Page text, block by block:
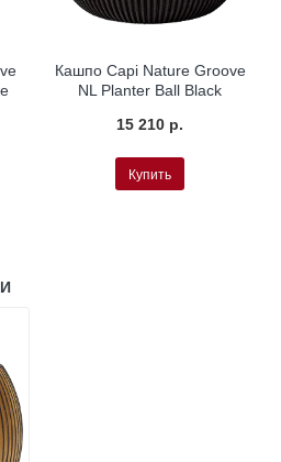
Кашпо Capi Nature Groove
NL Planter Ball Black
15 210 р.
Купить